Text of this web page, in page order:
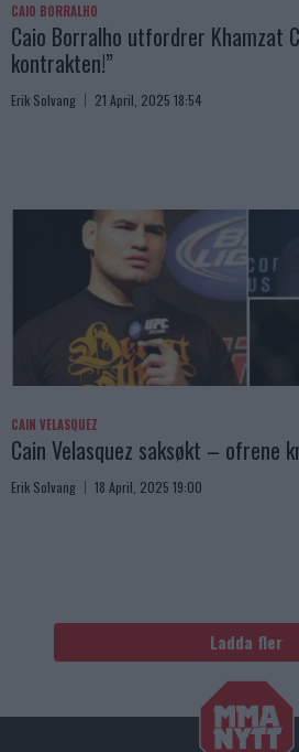
CAIO BORRALHO
Caio Borralho utfordrer Khamzat
kontrakten!”
Erik Solvang 21 April, 2025 18:54
CAIN VELASQUEZ
Cain Velasquez saksøkt – ofrene
Erik Solvang 18 April, 2025 19:00
Ladda fler